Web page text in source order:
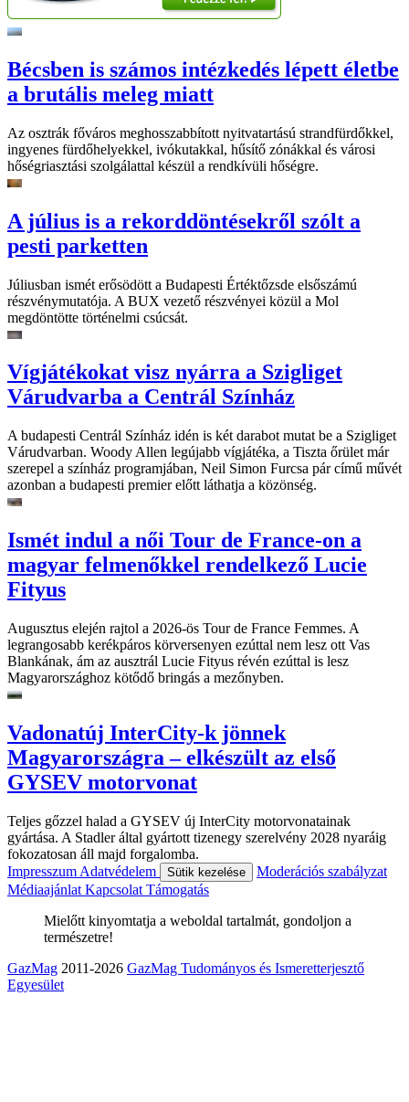
Bécsben is számos intézkedés lépett életbe
a brutális meleg miatt
Az osztrák főváros meghosszabbított nyitvatartású strandfürdőkkel,
ingyenes fürdőhelyekkel, ivókutakkal, hűsítő zónákkal és városi
hőségriasztási szolgálattal készül a rendkívüli hőségre.
A július is a rekorddöntésekről szólt a
pesti parketten
Júliusban ismét erősödött a Budapesti Értéktőzsde elsőszámú
részvénymutatója. A BUX vezető részvényei közül a Mol
megdöntötte történelmi csúcsát.
Vígjátékokat visz nyárra a Szigliget
Várudvarba a Centrál Színház
A budapesti Centrál Színház idén is két darabot mutat be a Szigliget
Várudvarban. Woody Allen legújabb vígjátéka, a Tiszta őrület már
szerepel a színház programjában, Neil Simon Furcsa pár című művét
azonban a budapesti premier előtt láthatja a közönség.
Ismét indul a női Tour de France-on a
magyar felmenőkkel rendelkező Lucie
Fityus
Augusztus elején rajtol a 2026-ös Tour de France Femmes. A
legrangosabb kerékpáros körversenyen ezúttal nem lesz ott Vas
Blankának, ám az ausztrál Lucie Fityus révén ezúttal is lesz
Magyarországhoz kötődő bringás a mezőnyben.
Vadonatúj InterCity-k jönnek
Magyarországra – elkészült az első
GYSEV motorvonat
Teljes gőzzel halad a GYSEV új InterCity motorvonatainak
gyártása. A Stadler által gyártott tizenegy szerelvény 2028 nyaráig
fokozatosan áll majd forgalomba.
Impresszum Adatvédelem Sütik kezelése
Moderációs szabályzat
Médiaajánlat Kapcsolat Támogatás
Mielőtt kinyomtatja a weboldal tartalmát, gondoljon a
természetre!
GazMag 2011-2026 GazMag Tudományos és Ismeretterjesztő
Egyesület